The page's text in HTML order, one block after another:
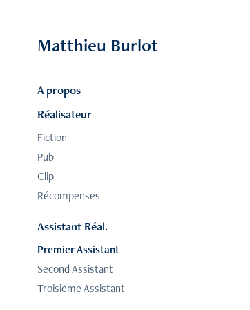
Matthieu Burlot
A propos
Réalisateur
Fiction
Pub
Clip
Récompenses
Assistant Réal.
Premier Assistant
Second Assistant
Troisième Assistant